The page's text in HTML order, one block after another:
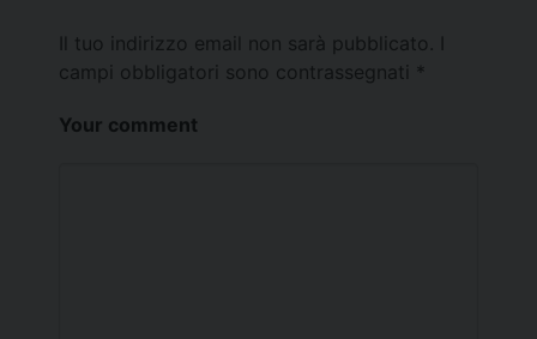
Il tuo indirizzo email non sarà pubblicato.
campi obbligatori sono contrassegnati *
Your comment